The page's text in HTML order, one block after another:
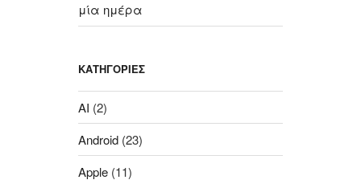
μία ημέρα
KΑΤΗΓΟΡΊΕΣ
AI (2)
Android (23)
Apple (11)